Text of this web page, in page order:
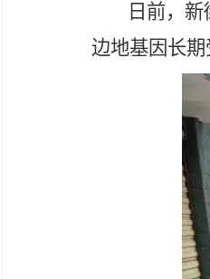
日前，
边地基因长